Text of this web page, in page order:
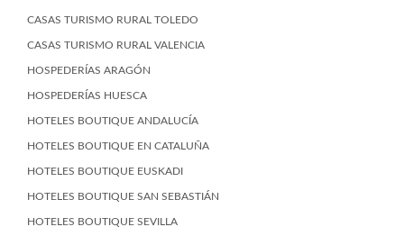
CASAS TURISMO RURAL TOLEDO
CASAS TURISMO RURAL VALENCIA
HOSPEDERÍAS ARAGÓN
HOSPEDERÍAS HUESCA
HOTELES BOUTIQUE ANDALUCÍA
HOTELES BOUTIQUE EN CATALUÑA
HOTELES BOUTIQUE EUSKADI
HOTELES BOUTIQUE SAN SEBASTIÁN
HOTELES BOUTIQUE SEVILLA